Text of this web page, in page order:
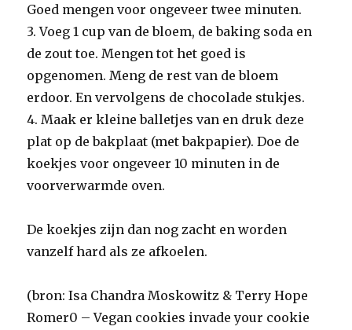
Goed mengen voor ongeveer twee minuten.
3. Voeg 1 cup van de bloem, de baking soda en
de zout toe. Mengen tot het goed is
opgenomen. Meng de rest van de bloem
erdoor. En vervolgens de chocolade stukjes.
4. Maak er kleine balletjes van en druk deze
plat op de bakplaat (met bakpapier). Doe de
koekjes voor ongeveer 10 minuten in de
voorverwarmde oven.
De koekjes zijn dan nog zacht en worden
vanzelf hard als ze afkoelen.
(bron: Isa Chandra Moskowitz & Terry Hope
Romer0 – Vegan cookies invade your cookie